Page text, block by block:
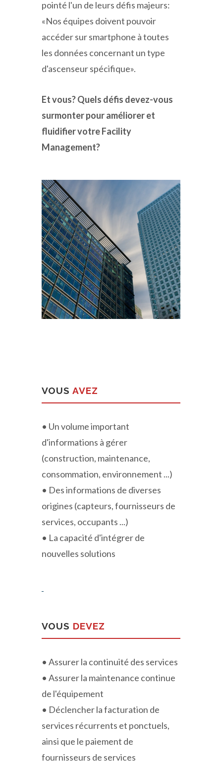
pointé l'un de leurs défis majeurs:
«Nos équipes doivent pouvoir
accéder sur smartphone à toutes
les données concernant un type
d'ascenseur spécifique».
Et vous? Quels défis devez-vous
surmonter pour améliorer et
fluidifier votre Facility
Management?
VOUS AVEZ
• Un volume important
d'informations à gérer
(construction, maintenance,
consommation, environnement ...)
• Des informations de diverses
origines (capteurs, fournisseurs de
services, occupants ...)
• La capacité d'intégrer de
nouvelles solutions
VOUS DEVEZ
• Assurer la continuité des services
• Assurer la maintenance continue
de l'équipement
• Déclencher la facturation de
services récurrents et ponctuels,
ainsi que le paiement de
fournisseurs de services